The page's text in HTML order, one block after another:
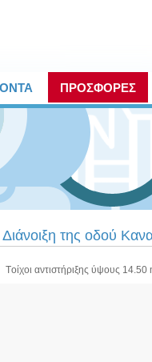
ΠΡΟΣΦΟΡΕΣ
Διάνοιξη της οδού
Tοίχοι αντιστήριξης ύψους 14.50